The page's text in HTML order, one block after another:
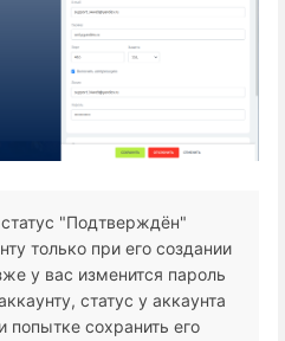
статус "Подтверждён"
только при его создании
у вас изменится пароль
статус у аккаунта
попытке сохранить его